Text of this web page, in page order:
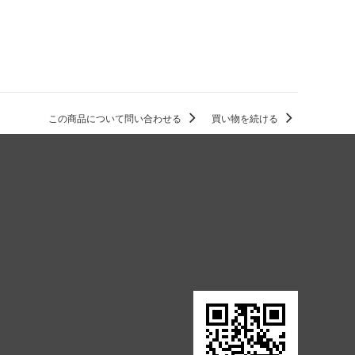
この商品について問い合わせる 買い物を続ける